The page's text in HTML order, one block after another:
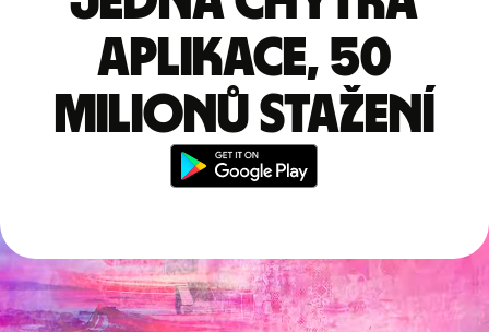
aplikace, 50
milionů stažení